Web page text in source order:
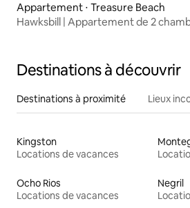
Appartement ⋅ Treasure Beach
Hawksbill | Appartement de 2
Destinations à découvrir
Destinations à proximité Lieux
Kingston
Locations de vacances
Ocho Rios
Locations de vacances
Negril